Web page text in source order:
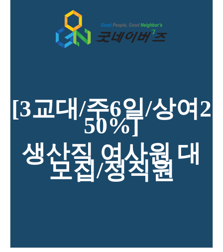
[3교대/주6일/상여2
50%]
생산직 여사원 대
모집/정직원